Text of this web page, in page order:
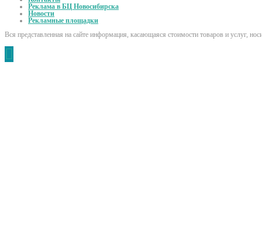
Реклама в БЦ Новосибирска
Новости
Рекламные площадки
Вся представленная на сайте информация, касающаяся стоимости товаров и услуг,